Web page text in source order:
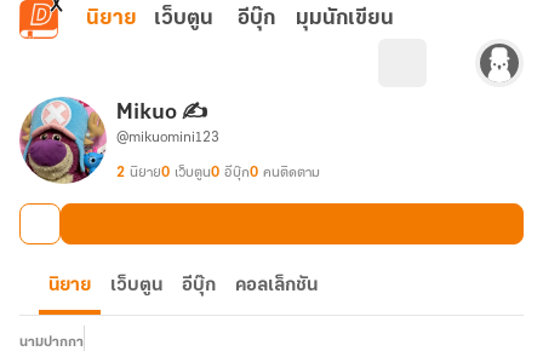
ข้ามไปยังเนื้อหาหลัก
นิยาย เว็บตูน อีบุ๊ก มุมนักเขียน
Mikuo ✍️
@mikuomini123
2 นิยาย0 เว็บตูน0 อีบุ๊ก0 คนติดตาม
นิยาย เว็บตูน อีบุ๊ก คอลเล็กชัน
นามปากกา